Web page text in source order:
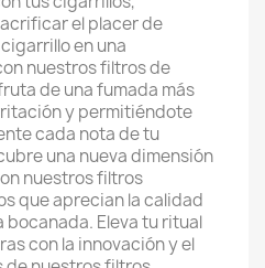
el placer de
en una
nuestros filtros de
de una fumada más
y permitiéndote
cada nota de tu
una nueva dimensión
nuestros filtros
que aprecian la calidad
bocanada. Eleva tu ritual
con la innovación y el